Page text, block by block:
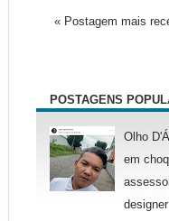
« Postagem mais
POSTAGENS
Olho
em